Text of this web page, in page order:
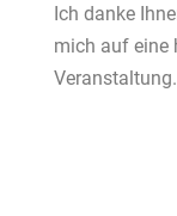
Ich danke
mich auf eine
Veranstaltung.